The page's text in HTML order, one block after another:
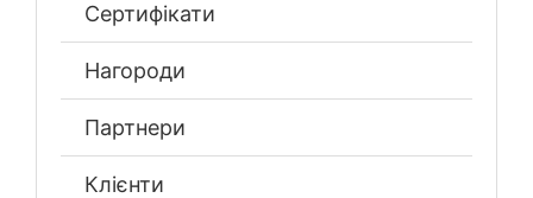
Сертифікати
Нагороди
Партнери
Клієнти